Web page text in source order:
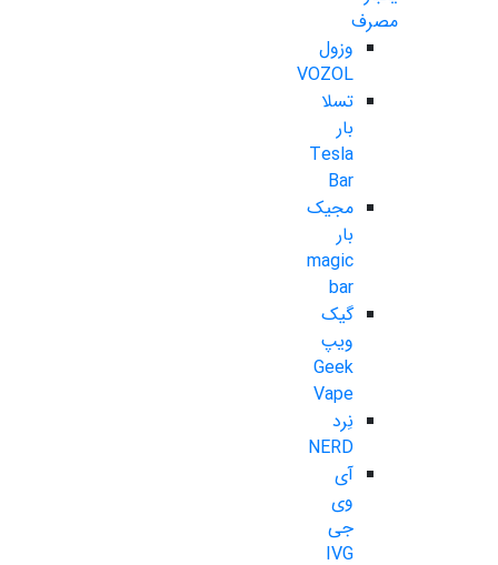
مصرف
وزول
VOZOL
تسلا
بار
Tesla
Bar
مجیک
بار
magic
bar
گیک
ویپ
Geek
Vape
نِرد
NERD
آی
وی
جی
IVG